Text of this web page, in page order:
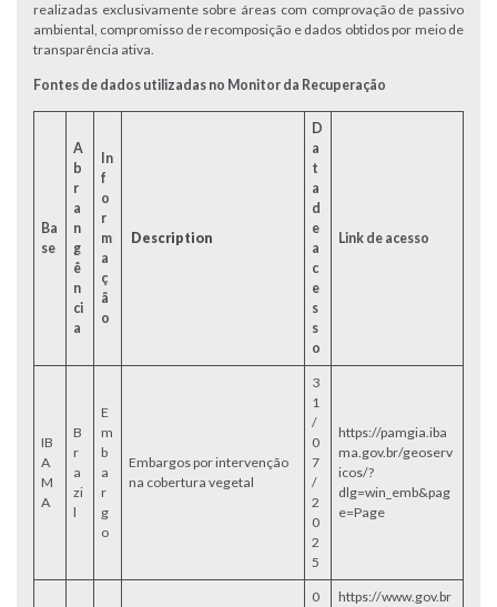
realizadas exclusivamente sobre áreas com comprovação de passivo
ambiental, compromisso de recomposição e dados obtidos por meio de
transparência ativa.
Fontes de dados utilizadas no Monitor da Recuperação
Ba
se
A
b
r
a
n
g
ê
n
ci
a
In
f
o
r
m
a
ç
ã
o
Description
D
a
t
a
d
e
a
c
e
s
s
o
Link de acesso
IB
A
M
A
B
r
a
zi
l
E
m
b
a
r
g
o
Embargos por intervenção
na cobertura vegetal
3
1
/
0
7
/
2
0
2
5
https://pamgia.iba
ma.gov.br/geoserv
icos/?
dlg=win_emb&pag
e=Page
0
https://www.gov.br